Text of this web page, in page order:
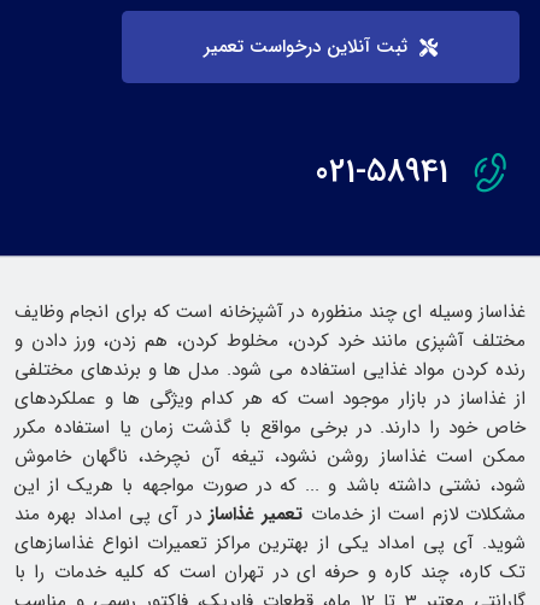
ثبت آنلاین درخواست تعمیر
021-58941
غذاساز وسیله ای چند منظوره در آشپزخانه است که برای انجام وظایف
مختلف آشپزی مانند خرد کردن، مخلوط کردن، هم زدن، ورز دادن و
رنده کردن مواد غذایی استفاده می شود. مدل ها و برندهای مختلفی
از غذاساز در بازار موجود است که هر کدام ویژگی ها و عملکردهای
خاص خود را دارند. در برخی مواقع با گذشت زمان یا استفاده مکرر
ممکن است غذاساز روشن نشود، تیغه آن نچرخد، ناگهان خاموش
شود، نشتی داشته باشد و ... که در صورت مواجهه با هریک از این
مشکلات لازم است از خدمات تعمیر غذاسازدر آی پی امداد بهره مند
شوید. آی پی امداد یکی از بهترین مراکز تعمیرات انواع غذاسازهای
تک کاره، چند کاره و حرفه ای در تهران است که کلیه خدمات را با